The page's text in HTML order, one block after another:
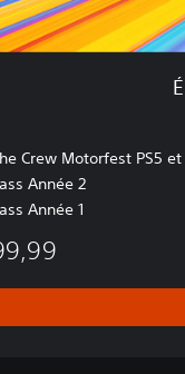
Crew Motorfest PS5 et
Année 2
Année 1